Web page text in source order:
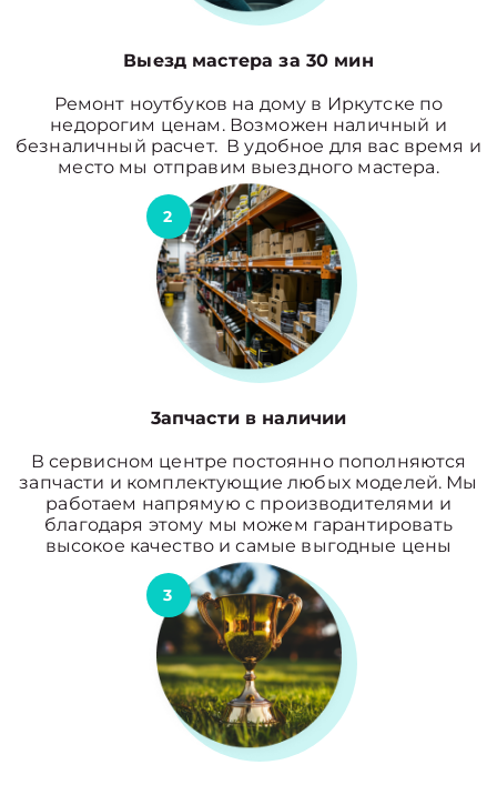
Выезд мастера за 30 мин
Ремонт ноутбуков на дому в Иркутске по
недорогим ценам. Возможен наличный и
безналичный расчет. В удобное для вас время и
место мы отправим выездного мастера.
2
3апчасти в наличии
В сервисном центре постоянно пополняются
запчасти и комплектующие любых моделей. Мы
работаем напрямую с производителями и
благодаря этому мы можем гарантировать
высокое качество и самые выгодные цены
3